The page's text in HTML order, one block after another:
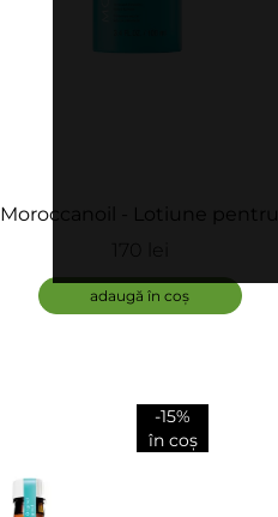
Moroccanoil - Lotiune pentru
170 lei
adaugă în coș
-15%
în coș